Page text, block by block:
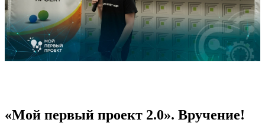
«Мой первый проект 2.0». Вручение!